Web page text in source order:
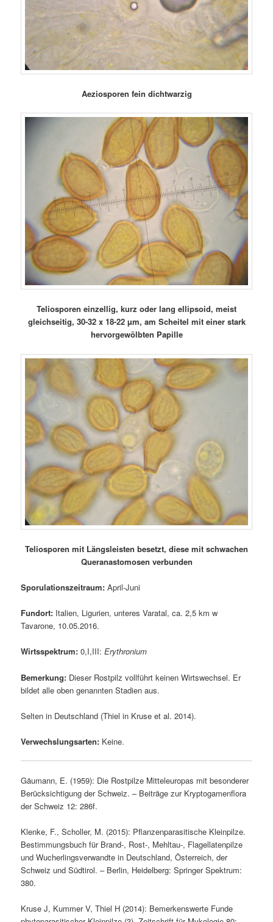
Aeziosporen fein dichtwarzig
Teliosporen einzellig, kurz oder lang ellipsoid, meist
gleichseitig, 30-32 x 18-22 µm, am Scheitel mit einer stark
hervorgewölbten Papille
Teliosporen mit Längsleisten besetzt, diese mit schwachen
Queranastomosen verbunden
Sporulationszeitraum: April-Juni
Fundort: Italien, Ligurien, unteres Varatal, ca. 2,5 km w
Tavarone, 10.05.2016.
Wirtsspektrum:0,I,III:Erythronium
Bemerkung: Dieser Rostpilz vollführt keinen Wirtswechsel. Er
bildet alle oben genannten Stadien aus.
Selten in Deutschland (Thiel in Kruse et al. 2014).
Verwechslungsarten: Keine.
Gäumann, E. (1959): Die Rostpilze Mitteleuropas mit besonderer
Berücksichtigung der Schweiz. – Beiträge zur Kryptogamenflora
der Schweiz 12: 286f.
Klenke, F., Scholler, M. (2015): Pflanzenparasitische Kleinpilze.
Bestimmungsbuch für Brand-, Rost-, Mehltau-, Flagellatenpilze
und Wucherlingsverwandte in Deutschland, Österreich, der
Schweiz und Südtirol. – Berlin, Heidelberg: Springer Spektrum:
380.
Kruse J, Kummer V, Thiel H (2014): Bemerkenswerte Funde